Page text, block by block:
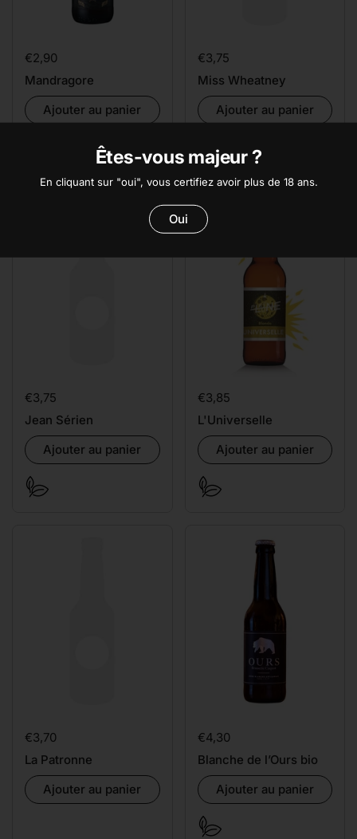
Prix:
€2,90
Mandragore
Ajouter au panier
Prix:
€3,75
Miss Wheatney
Ajouter au panier
Prix:
€3,75
Jean Sérien
Ajouter au panier
Prix:
€3,85
L'Universelle
Ajouter au panier
Prix:
€3,70
La Patronne
Ajouter au panier
Prix:
€4,30
Blanche de l’Ours bio
Ajouter au panier
Êtes-vous majeur ?
En cliquant sur "oui", vous certifiez avoir plus de 18 ans.
Oui